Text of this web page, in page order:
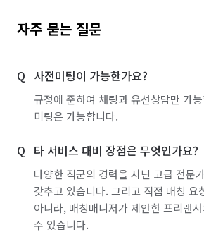
자주 묻는 질문
사전미팅이 가능한가요?
규정에 준하여 채팅과 유선상담만 가
미팅은 가능합니다.
타 서비스 대비 장점은 무엇인가요?
다양한 직군의 경력을 지닌 고급 전문
갖추고 있습니다. 그리고 직접 매칭 요
아니라, 매칭매니저가 제안한 프리랜
수 있습니다.